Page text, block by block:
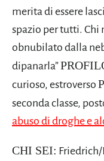
merita di essere
spazio per tutti. Chi
obnubilato dalla
dipanarla”
curioso, estroverso
seconda classe,
abuso di droghe e
CHI SEI: Friedrich/